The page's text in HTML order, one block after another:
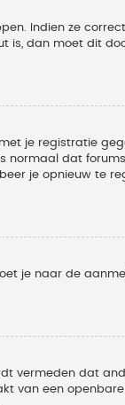
Indien ze
is, dan moet dit
je registratie
normaal dat
je opnieuw te
je naar de
vermeden dat
van een